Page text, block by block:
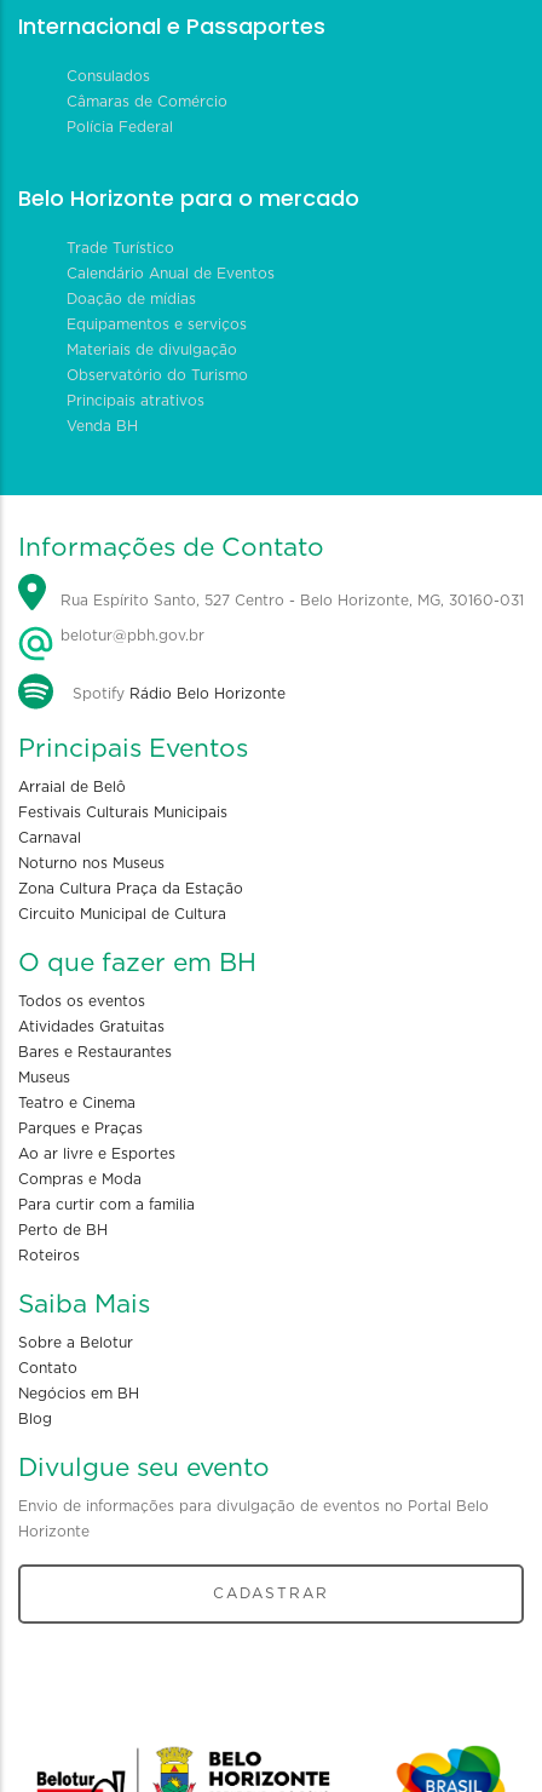
Internacional e Passaportes
Consulados
Câmaras de Comércio
Polícia Federal
Belo Horizonte para o mercado
Trade Turístico
Calendário Anual de Eventos
Doação de mídias
Equipamentos e serviços
Materiais de divulgação
Observatório do Turismo
Principais atrativos
Venda BH
Informações de Contato
Rua Espírito Santo, 527 Centro - Belo Horizonte, MG, 30160-031
belotur@pbh.gov.br
Spotify Rádio Belo Horizonte
Principais Eventos
Arraial de Belô
Festivais Culturais Municipais
Carnaval
Noturno nos Museus
Zona Cultura Praça da Estação
Circuito Municipal de Cultura
O que fazer em BH
Todos os eventos
Atividades Gratuitas
Bares e Restaurantes
Museus
Teatro e Cinema
Parques e Praças
Ao ar livre e Esportes
Compras e Moda
Para curtir com a familia
Perto de BH
Roteiros
Saiba Mais
Sobre a Belotur
Contato
Negócios em BH
Blog
Divulgue seu evento
Envio de informações para divulgação de eventos no Portal Belo
Horizonte
CADASTRAR